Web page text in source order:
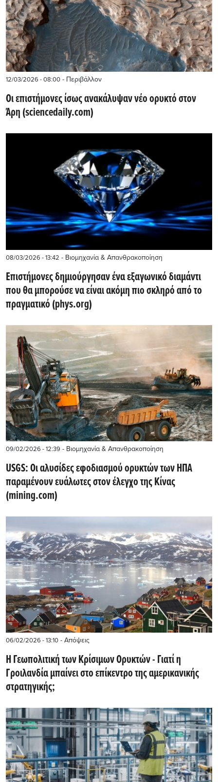
12/03/2026 - 08:00 - Περιβάλλον
Οι επιστήμονες ίσως ανακάλυψαν νέο ορυκτό στον
Άρη (sciencedaily.com)
08/03/2026 - 13:42 - Βιομηχανία & Απανθρακοποίηση
Επιστήμονες δημιούργησαν ένα εξαγωνικό διαμάντι
που θα μπορούσε να είναι ακόμη πιο σκληρό από το
πραγματικό (phys.org)
09/02/2026 - 12:39 - Βιομηχανία & Απανθρακοποίηση
USGS: Οι αλυσίδες εφοδιασμού ορυκτών των ΗΠΑ
παραμένουν ευάλωτες στον έλεγχο της Κίνας
(mining.com)
06/02/2026 - 13:10 - Απόψεις
Η Γεωπολιτική των Κρίσιμων Ορυκτών - Γιατί η
Γροιλανδία μπαίνει στο επίκεντρο της αμερικανικής
στρατηγικής;